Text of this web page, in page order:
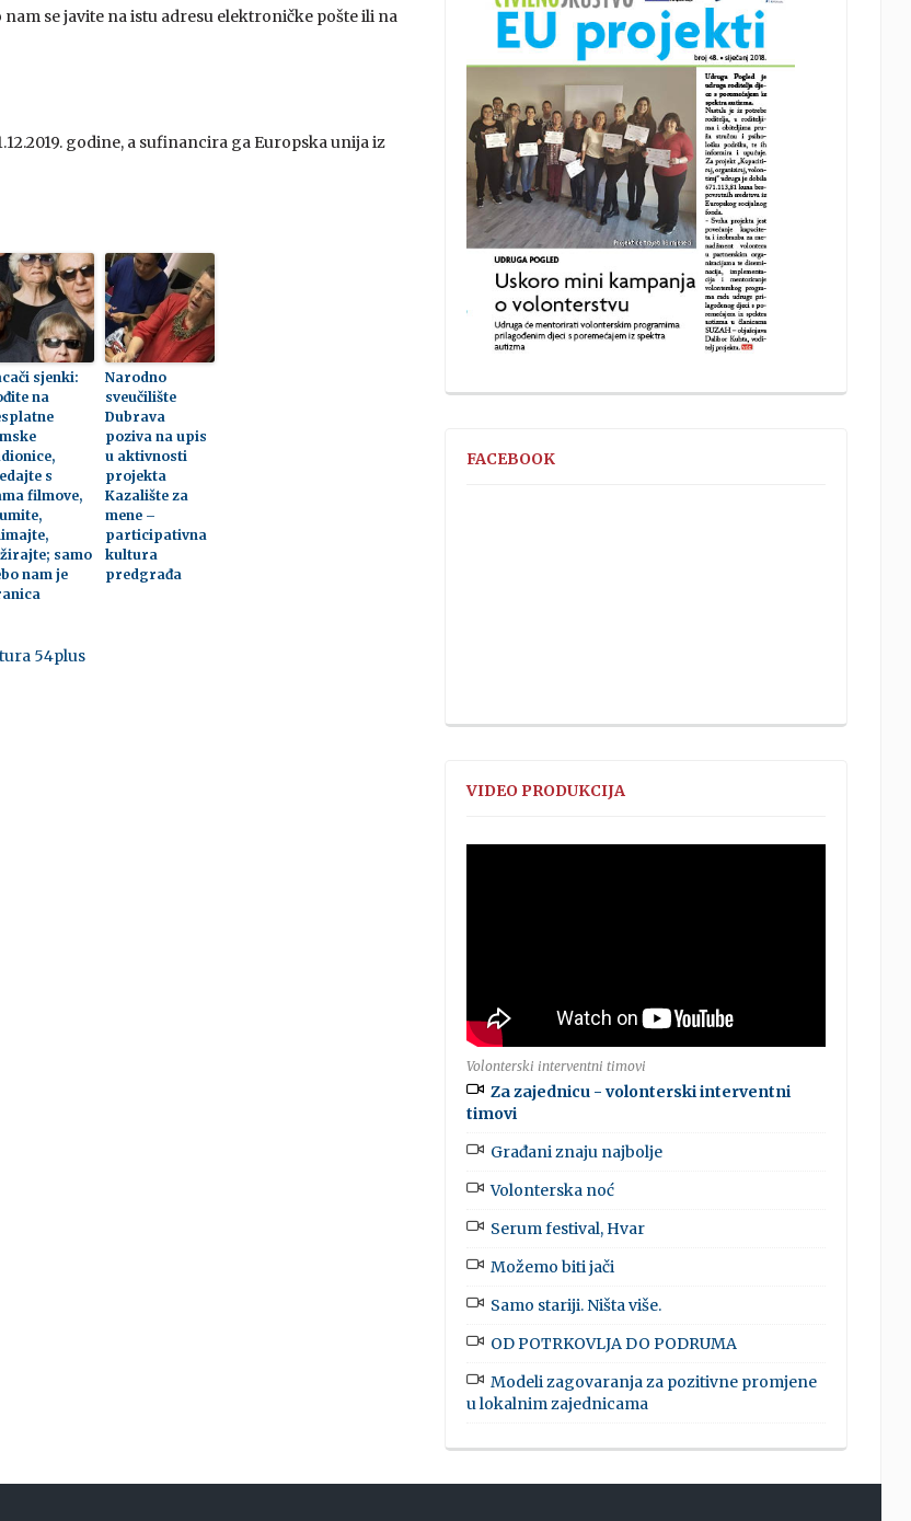
se javite na istu adresu elektroničke pošte ili na
godine, a sufinancira ga Europska unija iz
sjenki:
na
s
filmove,
samo
nam je
Narodno
sveučilište
Dubrava
poziva na upis
u aktivnosti
projekta
Kazalište za
mene –
participativna
kultura
predgrađa
54plus
FACEBOOK
VIDEO PRODUKCIJA
Volonterski interventni timovi
Za zajednicu - volonterski interventni
timovi
Građani znaju najbolje
Volonterska noć
Serum festival, Hvar
Možemo biti jači
Samo stariji. Ništa više.
OD POTRKOVLJA DO PODRUMA
Modeli zagovaranja za pozitivne promjene
u lokalnim zajednicama